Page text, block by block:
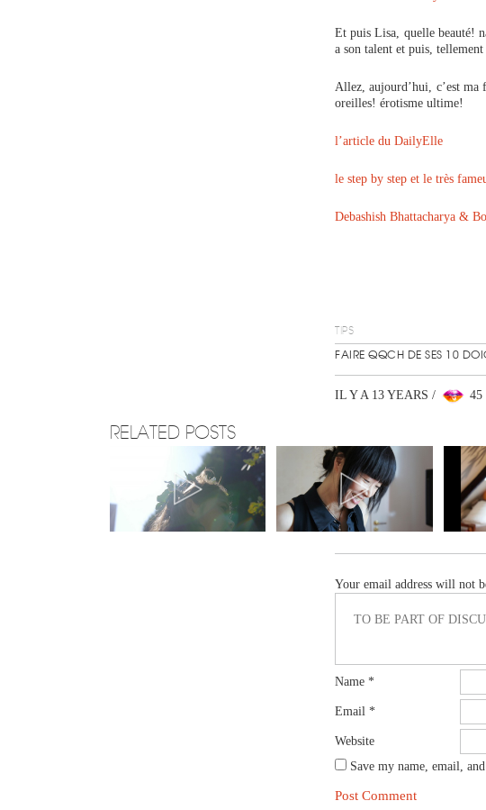
Et puis Lisa, quelle beauté!
a son talent et puis,
Allez, aujourd’hui, c’est ma
oreilles! érotisme ultime!
l’article du DailyElle
le step by step et le très
Debashish Bhattacharya &
TIPS
FAIRE QQCH DE SES 10
IL Y A 13 YEARS / 45
RELATED POSTS
Your email address will not
Name *
Email *
Website
Save my name, email,